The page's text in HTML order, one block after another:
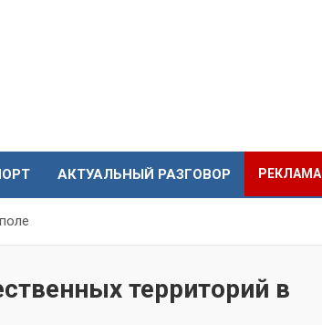
АКТУАЛЬНЫЙ РАЗГОВОР РЕКЛАМА
территорий в